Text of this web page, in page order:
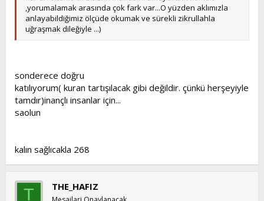
,yorumalamak arasında çok fark var...O yüzden aklımızla
anlayabildiğimiz ölçüde okumak ve sürekli zikrullahla
uğraşmak dileğiyle ...)
sonderece doğru
katılıyorum( kuran tartışılacak gibi değildir. çünkü herşeyiyle
tamdır)inançlı insanlar için...
saolun
kalın sağlıcakla 268
T THE_HAFIZ